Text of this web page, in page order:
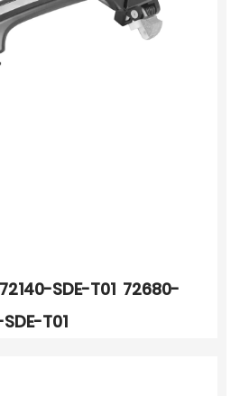
SDE-T01 72680-
T01